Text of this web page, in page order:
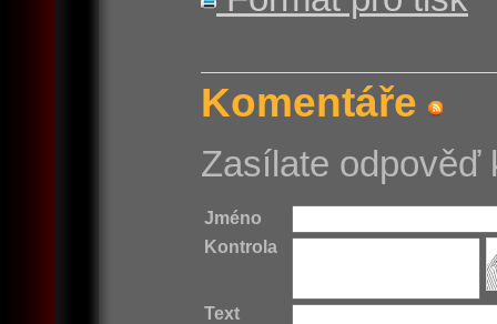
Komentáře
Zasílate odpověď
Jméno
Kontrola
Text